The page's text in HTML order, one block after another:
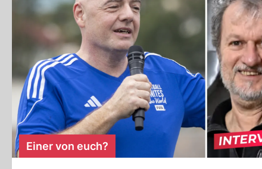
Einer von euch?